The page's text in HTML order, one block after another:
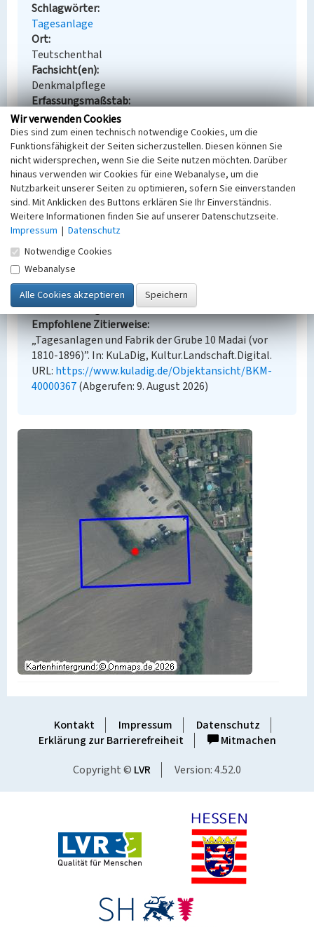
Schlagwörter
Tagesanlage
Ort
Teutschenthal
Fachsicht(en)
Denkmalpflege
Erfassungsmaßstab
Keine Angabe
Erfassungsmethode
Übernahme aus externer Fachdatenbank
Empfohlene Zitierweise
Urheberrechtlicher Hinweis
Der hier präsentierte Inhalt steht unter der freien
Lizenz dl-by-de/2.0 (Namensnennung). Die
angezeigten Medien unterliegen möglicherweise
zusätzlichen urheberrechtlichen Bedingungen, die
an diesen ausgewiesen sind.
Empfohlene Zitierweise
„Tagesanlagen und Fabrik der Grube 10 Madai (vor
1810-1896)”. In: KuLaDig, Kultur.Landschaft.Digital.
URL: https://www.kuladig.de/Objektansicht/BKM-
40000367(Abgerufen: 9. August 2026)
Kontakt Impressum
Datenschutz
Erklärung zur Barrierefreiheit
Mitmachen
Copyright © LVR Version: 4.52.0
Wir verwenden Cookies
Dies sind zum einen technisch notwendige Cookies, um die
Funktionsfähigkeit der Seiten sicherzustellen. Diesen können Sie
nicht widersprechen, wenn Sie die Seite nutzen möchten. Darüber
hinaus verwenden wir Cookies für eine Webanalyse, um die
Nutzbarkeit unserer Seiten zu optimieren, sofern Sie einverstanden
sind. Mit Anklicken des Buttons erklären Sie Ihr Einverständnis.
Weitere Informationen finden Sie auf unserer Datenschutzseite.
Impressum | Datenschutz
Notwendige Cookies
Webanalyse